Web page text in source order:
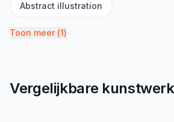
Abstract illustration
Toon meer(1)
Vergelijkbare